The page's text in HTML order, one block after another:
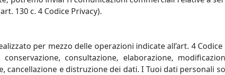
130 c. 4 Codice Privacy).
per mezzo delle operazioni indicate all’art. 4 Codice
consultazione, elaborazione,
cancellazione e distruzione dei dati. I Tuoi dati personali